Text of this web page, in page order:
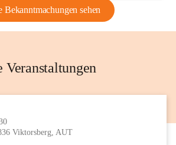
Bekanntmachungen sehen
Veranstaltungen
Viktorsberg, AUT